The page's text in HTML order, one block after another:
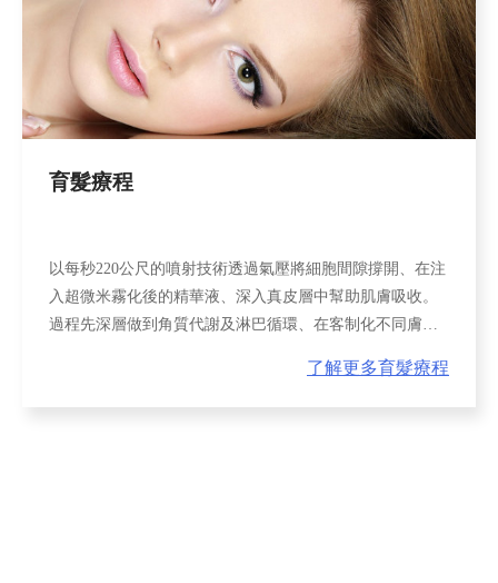
育髮療程
以每秒220公尺的噴射技術透過氣壓將細胞間隙撐開、在注
入超微米霧化後的精華液、深入真皮層中幫助肌膚吸收。
過程先深層做到角質代謝及淋巴循環、在客制化不同膚質
了解更多育髮療程